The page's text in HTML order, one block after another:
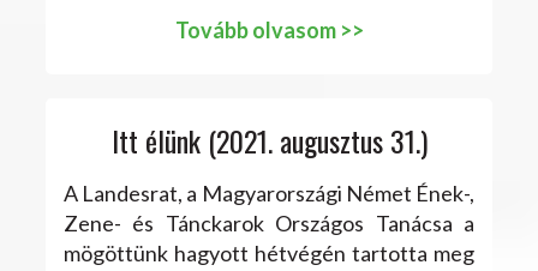
Tovább olvasom >>
Itt élünk (2021. augusztus 31.)
A Landesrat, a Magyarországi Német Ének-,
Zene- és Tánckarok Országos Tanácsa a
mögöttünk hagyott hétvégén tartotta meg